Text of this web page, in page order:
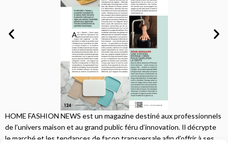
HOME FASHION NEWS est un magazine destiné aux professionnels
de l’univers maison et au grand public féru d’innovation. Il décrypte
le marché et les tendances de façon transversale afin d’offrir à ses